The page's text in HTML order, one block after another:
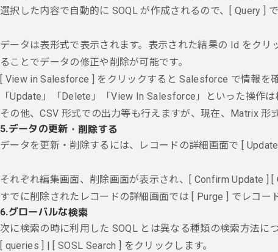
選択した内容で自動的に SOQL が作成されるので、[ Query ]
データは表形式で表示されます。 表示された結果の Id をクリ
ることでデータの修正や削除が可能です。
[ View in Salesforce ] をクリックすると Salesforce で情報を
「Update」「Delete」「View In Salesforce」といった操作
その他、CSV 形式での出力等も行えますが、現在、Matrix 形
5.データの更新・削除する
データを更新・削除するには、レコードの詳細画面で [
それぞれ編集画面、削除画面が表示され、[ Confirm Update ]
すでに削除されたレコードの詳細画面では [ Purge ] でレコー
6.グローバルな検索
次に検索の時に利用した SOQL とは異なる種類の検索方法に
[ queries ] | [ SOSL Search ] をクリックします。